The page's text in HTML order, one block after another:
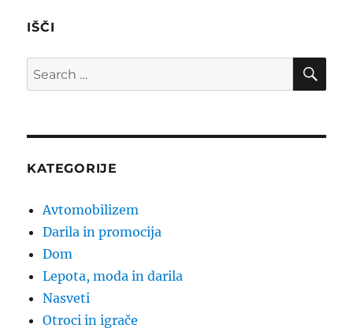
IŠČI
Search
for:
KATEGORIJE
Avtomobilizem
Darila in promocija
Dom
Lepota, moda in darila
Nasveti
Otroci in igrače